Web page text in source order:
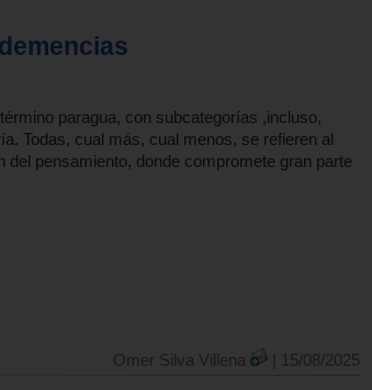
paragua, con subcategorías ,incluso,
Todas, cual más, cual menos, se refieren al
del pensamiento, donde compromete gran parte
Omer Silva Villena | 15/08/2025